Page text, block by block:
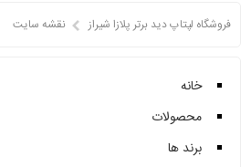
فروشگاه لپتاپ دید برتر پلازا شیراز نقشه سایت
خانه
محصولات
برند ها